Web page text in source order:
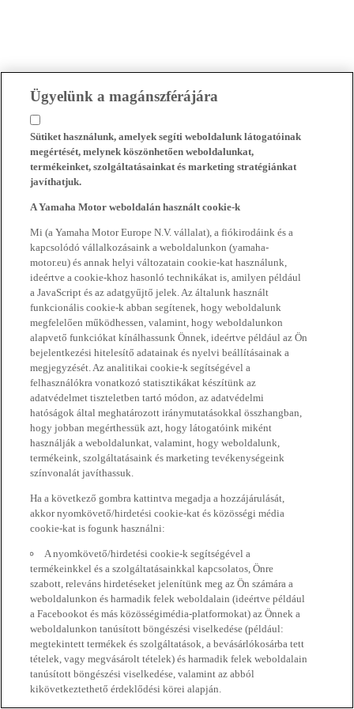
Ügyelünk a magánszférájára
Sütiket használunk, amelyek segíti weboldalunk látogatóinak
megértését, melynek köszönhetően weboldalunkat,
termékeinket, szolgáltatásainkat és marketing stratégiánkat
javíthatjuk.
A Yamaha Motor weboldalán használt cookie-k
Mi (a Yamaha Motor Europe N.V. vállalat), a fiókirodáink és a
kapcsolódó vállalkozásaink a weboldalunkon (yamaha-
motor.eu) és annak helyi változatain cookie-kat használunk,
ideértve a cookie-khoz hasonló technikákat is, amilyen például
a JavaScript és az adatgyűjtő jelek. Az általunk használt
funkcionális cookie-k abban segítenek, hogy weboldalunk
megfelelően működhessen, valamint, hogy weboldalunkon
alapvető funkciókat kínálhassunk Önnek, ideértve például az Ön
bejelentkezési hitelesítő adatainak és nyelvi beállításainak a
megjegyzését. Az analitikai cookie-k segítségével a
felhasználókra vonatkozó statisztikákat készítünk az
adatvédelmet tiszteletben tartó módon, az adatvédelmi
hatóságok által meghatározott iránymutatásokkal összhangban,
hogy jobban megérthessük azt, hogy látogatóink miként
használják a weboldalunkat, valamint, hogy weboldalunk,
termékeink, szolgáltatásaink és marketing tevékenységeink
színvonalát javíthassuk.
Ha a következő gombra kattintva megadja a hozzájárulását,
akkor nyomkövető/hirdetési cookie-kat és közösségi média
cookie-kat is fogunk használni:
A nyomkövető/hirdetési cookie-k segítségével a
termékeinkkel és a szolgáltatásainkkal kapcsolatos, Önre
szabott, releváns hirdetéseket jelenítünk meg az Ön számára a
weboldalunkon és harmadik felek weboldalain (ideértve például
a Facebookot és más közösségimédia-platformokat) az Önnek a
weboldalunkon tanúsított böngészési viselkedése (például:
megtekintett termékek és szolgáltatások, a bevásárlókosárba tett
tételek, vagy megvásárolt tételek) és harmadik felek weboldalain
tanúsított böngészési viselkedése, valamint az abból
kikövetkeztethető érdeklődési körei alapján.